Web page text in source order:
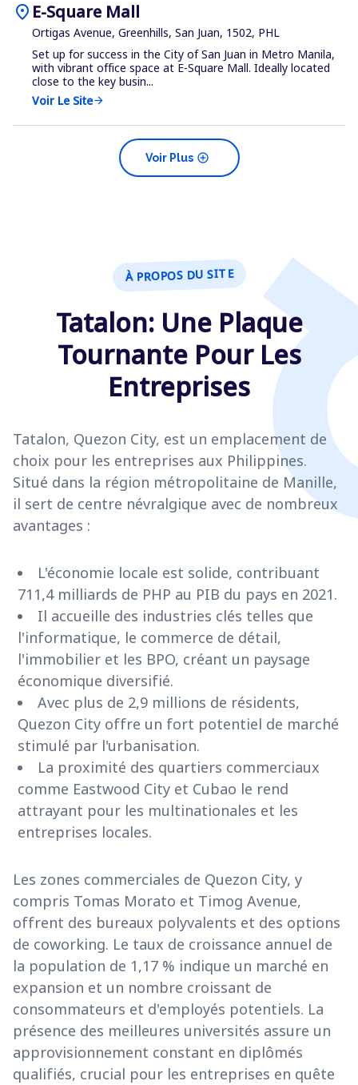
location_on E-Square Mall
Ortigas Avenue, Greenhills, San Juan, 1502, PHL
Set up for success in the City of San Juan in Metro Manila,
with vibrant office space at E-Square Mall. Ideally located
close to the key busin...
Voir Le Sitearrow_forward
add_circle
Voir Plus
À PROPOS DU SITE
Tatalon: Une Plaque
Tournante Pour Les
Entreprises
Tatalon, Quezon City, est un emplacement de
choix pour les entreprises aux Philippines.
Situé dans la région métropolitaine de Manille,
il sert de centre névralgique avec de nombreux
avantages :
L'économie locale est solide, contribuant
711,4 milliards de PHP au PIB du pays en 2021.
Il accueille des industries clés telles que
l'informatique, le commerce de détail,
l'immobilier et les BPO, créant un paysage
économique diversifié.
Avec plus de 2,9 millions de résidents,
Quezon City offre un fort potentiel de marché
stimulé par l'urbanisation.
La proximité des quartiers commerciaux
comme Eastwood City et Cubao le rend
attrayant pour les multinationales et les
entreprises locales.
Les zones commerciales de Quezon City, y
compris Tomas Morato et Timog Avenue,
offrent des bureaux polyvalents et des options
de coworking. Le taux de croissance annuel de
la population de 1,17 % indique un marché en
expansion et un nombre croissant de
consommateurs et d'employés potentiels. La
présence des meilleures universités assure un
approvisionnement constant en diplômés
qualifiés, crucial pour les entreprises en quête